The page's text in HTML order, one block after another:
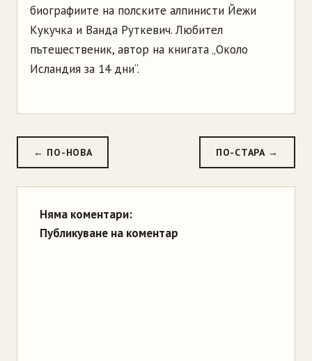
биографиите на полските алпинисти Йежи
Кукучка и Ванда Руткевич. Любител
пътешественик, автор на книгата „Около
Исландия за 14 дни“.
← ПО-НОВА ПО-СТАРА →
Няма коментари:
Публикуване на коментар